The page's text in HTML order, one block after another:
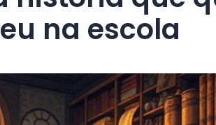
na escola